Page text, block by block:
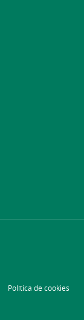
Política de cookies